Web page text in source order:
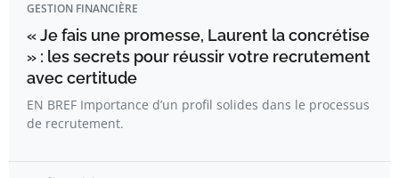
GESTION FINANCIÈRE
« Je fais une promesse, Laurent la concrétise
» : les secrets pour réussir votre recrutement
avec certitude
EN BREF Importance d’un profil solides dans le processus
de recrutement.